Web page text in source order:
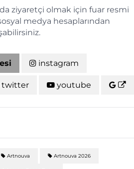
da ziyaretçi olmak için fuar resmi
medya hesaplarından
instagram
twitter youtube
Artnouva Artnouva 2026